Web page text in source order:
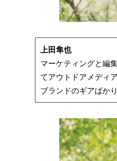
上田隼也
マーケティングと編
てアウトドアメディ
ブランドのギアばか